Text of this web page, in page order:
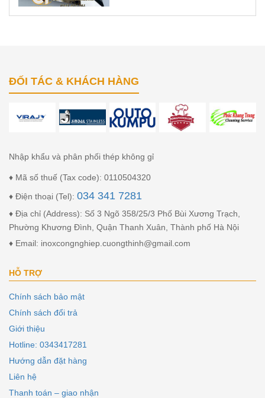
ĐỐI TÁC & KHÁCH HÀNG
Nhập khẩu và phân phối thép không gỉ
♦ Mã số thuế (Tax code): 0110504320
♦ Điện thoại (Tel): 034 341 7281
♦ Địa chỉ (Address): Số 3 Ngõ 358/25/3 Phố Bùi Xương Trạch,
Phường Khương Đình, Quận Thanh Xuân, Thành phố Hà Nội
♦ Email: inoxcongnghiep.cuongthinh@gmail.com
HỖ TRỢ
Chính sách bảo mật
Chính sách đổi trả
Giới thiệu
Hotline: 0343417281
Hướng dẫn đặt hàng
Liên hệ
Thanh toán – giao nhận